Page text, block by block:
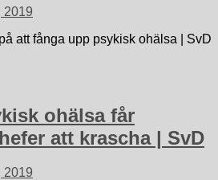
2019
att fånga upp psykisk ohälsa | SvD
ohälsa får
att krascha | SvD
2019